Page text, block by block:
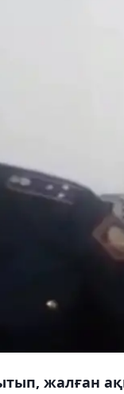
жалған